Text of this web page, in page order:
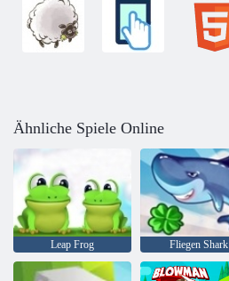
Ähnliche Spiele Online
Leap Frog Fliegen Shark